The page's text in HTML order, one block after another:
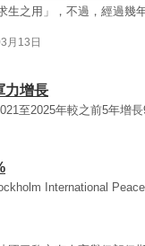
生之用」，不過，經過幾
月13日
力增長
至2025年較之前5年增
International